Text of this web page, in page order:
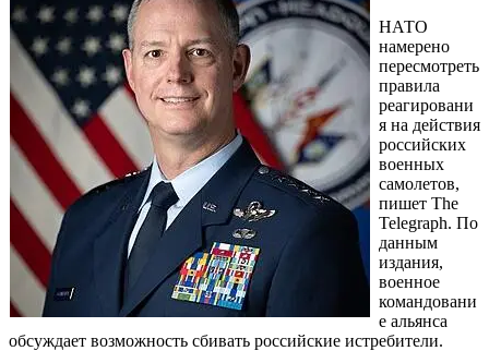
НАТО
намерено
пересмотреть
правила
реагировани
я на действия
российских
военных
самолетов,
пишет The
Telegraph. По
данным
издания,
военное
командовани
е альянса
обсуждает возможность сбивать российские истребители.